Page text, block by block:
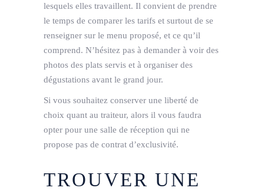
lesquels elles travaillent. Il convient de prendre
le temps de comparer les tarifs et surtout de se
renseigner sur le menu proposé, et ce qu’il
comprend. N’hésitez pas à demander à voir des
photos des plats servis et à organiser des
dégustations avant le grand jour.
Si vous souhaitez conserver une liberté de
choix quant au traiteur, alors il vous faudra
opter pour une salle de réception qui ne
propose pas de contrat d’exclusivité.
TROUVER UNE